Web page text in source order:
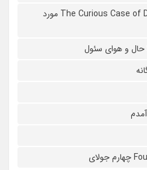
دانلود فیلم The Curious Case of Dolphin Bay 2022 مورد